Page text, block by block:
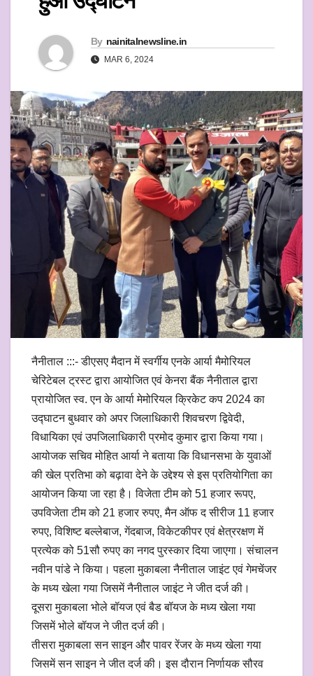
By nainitalnewsline.in
MAR 6, 2024
नैनीताल :::- डीएसए मैदान में स्वर्गीय एनके आर्या मैमोरियल
चेरिटेबल ट्रस्ट द्वारा आयोजित एवं केनरा बैंक नैनीताल द्वारा
प्रायोजित स्व. एन के आर्या मेमोरियल क्रिकेट कप 2024 का
उद्घाटन बुधवार को अपर जिलाधिकारी शिवचरण द्विवेदी,
विधायिका एवं उपजिलाधिकारी प्रमोद कुमार द्वारा किया गया।
आयोजक सचिव मोहित आर्या ने बताया कि विधानसभा के युवाओं
की खेल प्रतिभा को बढ़ावा देने के उद्देश्य से इस प्रतियोगिता का
आयोजन किया जा रहा है। विजेता टीम को 51 हजार रूपए,
उपविजेता टीम को 21 हजार रुपए, मैन ऑफ द सीरीज 11 हजार
रुपए, विशिष्ट बल्लेबाज, गेंदबाज, विकेटकीपर एवं क्षेत्ररक्षण में
प्रत्येक को 51सौ रुपए का नगद पुरस्कार दिया जाएगा। संचालन
नवीन पांडे ने किया। पहला मुकाबला नैनीताल जाइंट एवं गेमचेंजर
के मध्य खेला गया जिसमें नैनीताल जाइंट ने जीत दर्ज की।
दूसरा मुकाबला भोले बॉयज एवं बैड बॉयज के मध्य खेला गया
जिसमें भोले बॉयज ने जीत दर्ज की।
तीसरा मुकाबला सन साइन और पावर रेंजर के मध्य खेला गया
जिसमें सन साइन ने जीत दर्ज की। इस दौरान निर्णायक सौरव